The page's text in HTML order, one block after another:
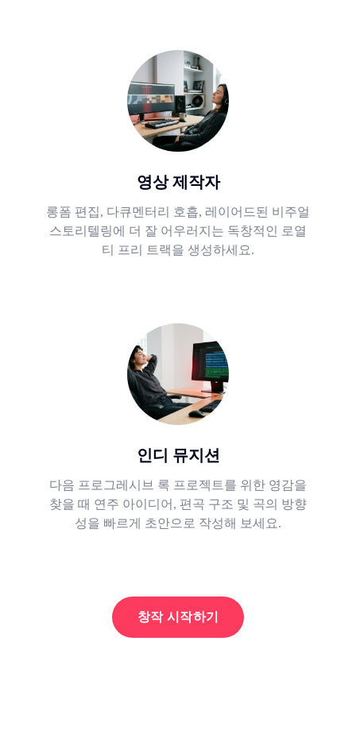
영상 제작자
롱폼 편집, 다큐멘터리 호흡, 레이어드된 비주얼
스토리텔링에 더 잘 어우러지는 독창적인 로열
티 프리 트랙을 생성하세요.
인디 뮤지션
다음 프로그레시브 록 프로젝트를 위한 영감을
찾을 때 연주 아이디어, 편곡 구조 및 곡의 방향
성을 빠르게 초안으로 작성해 보세요.
창작 시작하기